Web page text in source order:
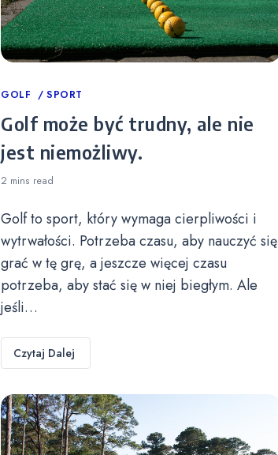
Categories
GOLF SPORT
Golf może być trudny, ale nie
jest niemożliwy.
2 mins read
Golf to sport, który wymaga cierpliwości i
wytrwałości. Potrzeba czasu, aby nauczyć się
grać w tę grę, a jeszcze więcej czasu
potrzeba, aby stać się w niej biegłym. Ale
jeśli…
Czytaj Dalej